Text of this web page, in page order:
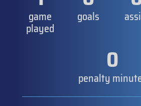
game
played
goals
0
penalty